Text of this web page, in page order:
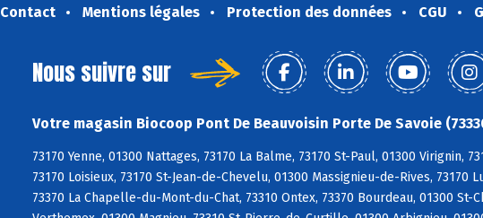
Contact Mentions légales Protection des données CGU
Nous suivre sur
Votre magasin Biocoop Pont De Beauvoisin Porte De Savoie
73170 Yenne, 01300 Nattages, 73170 La Balme, 73170 St-Paul, 01300 Virignin,
73170 Loisieux, 73170 St-Jean-de-Chevelu, 01300 Massignieu-de-Rives,
73370 La Chapelle-du-Mont-du-Chat, 73310 Ontex, 73370 Bourdeau, 01300